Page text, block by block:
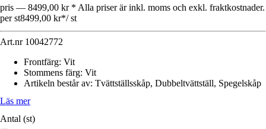
pris — 8499,00 kr * Alla priser är inkl. moms och exkl. fraktkostnader.
per st8499,00 kr*/ st
Art.nr 10042772
Frontfärg: Vit
Stommens färg: Vit
Artikeln består av: Tvättställsskåp, Dubbeltvättställ, Spegelskåp
Läs mer
Antal (st)